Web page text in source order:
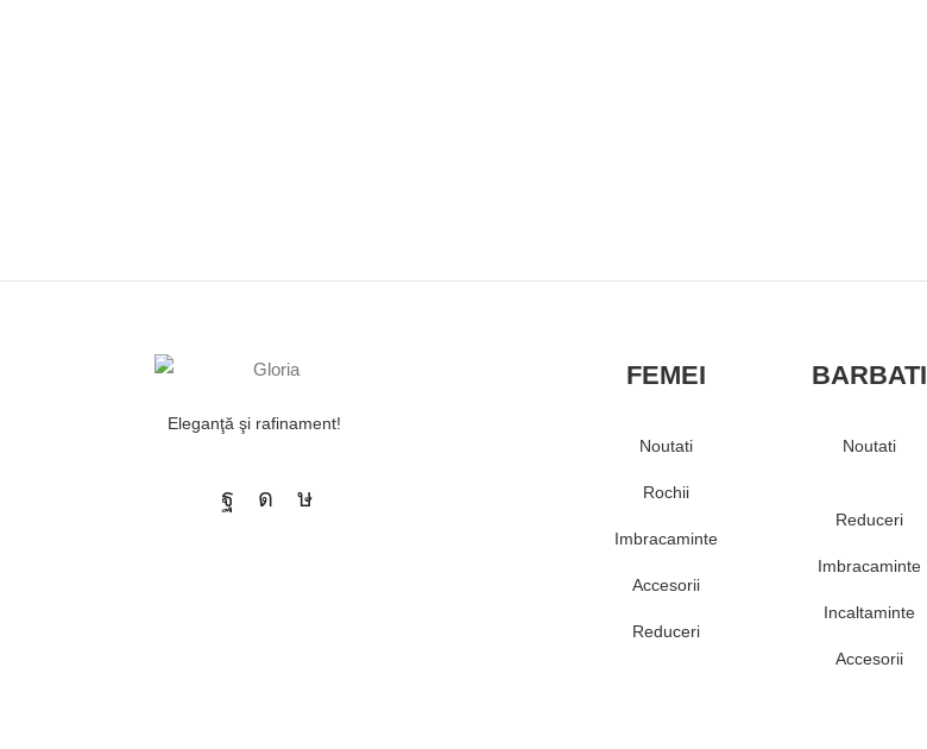
Eleganţă şi rafinament!
FEMEI
Noutati
Rochii
Imbracaminte
Accesorii
Reduceri
BARBATI
Noutati
Reduceri
Imbracaminte
Incaltaminte
Accesorii